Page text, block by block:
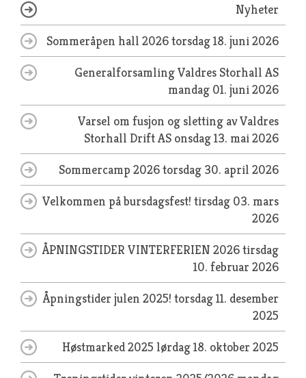
Nyheter
Sommeråpen hall 2026torsdag 18. juni 2026
Generalforsamling Valdres Storhall AS
mandag 01. juni 2026
Varsel om fusjon og sletting av Valdres
Storhall Drift AS onsdag 13. mai 2026
Sommercamp 2026torsdag 30. april 2026
Velkommen på bursdagsfest! tirsdag 03. mars
2026
ÅPNINGSTIDER VINTERFERIEN 2026tirsdag
10. februar 2026
Åpningstider julen 2025! torsdag 11. desember
2025
Høstmarked 2025 lørdag 18. oktober 2025